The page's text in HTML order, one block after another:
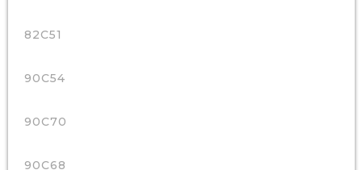
82C51
90C54
90C70
90C68